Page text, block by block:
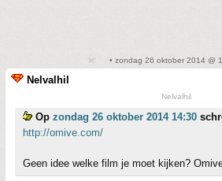
• zondag 26 oktober 2014 @
Nelvalhil
Nelvalhil
Op zondag 26 oktober 2014 14:30
http://omive.com/
Geen idee welke film je moet kijken?